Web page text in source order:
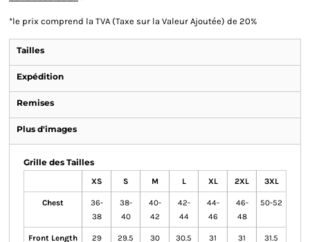
*le prix comprend la TVA (Taxe sur la Valeur Ajoutée) de 20%
Tailles
Expédition
Remises
Plus d'images
Grille des Tailles
XS S M L XL 2XL 3XL
Chest
36-
38
38-
40
40-
42
42-
44
44-
46
46-
48
50-52
Front Length 29 29.5 30 30.5 31 31 31.5